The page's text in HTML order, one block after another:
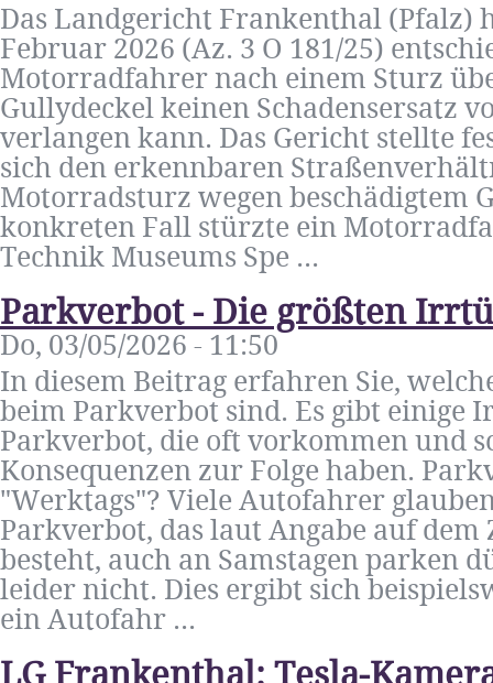
Das Landgericht Frankenthal (Pfalz)
Februar 2026 (Az. 3 O 181/25)
Motorradfahrer nach einem Sturz
Gullydeckel keinen Schadensersatz
verlangen kann. Das Gericht stellte
sich den erkennbaren
Motorradsturz wegen beschädigtem
konkreten Fall stürzte ein
Technik Museums Spe ...
Parkverbot - Die größten
Do, 03/05/2026 - 11:50
In diesem Beitrag erfahren Sie,
beim Parkverbot sind. Es gibt einige
Parkverbot, die oft vorkommen und
Konsequenzen zur Folge haben.
"Werktags"? Viele Autofahrer
Parkverbot, das laut Angabe auf
besteht, auch an Samstagen parken
leider nicht. Dies ergibt sich
ein Autofahr ...
LG Frankenthal: Tesla-